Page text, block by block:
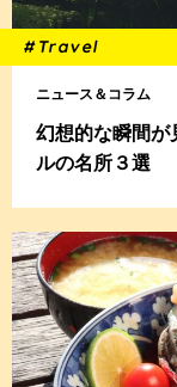
#Travel
ニュース＆コラム
幻想的な瞬間
ルの名所３選